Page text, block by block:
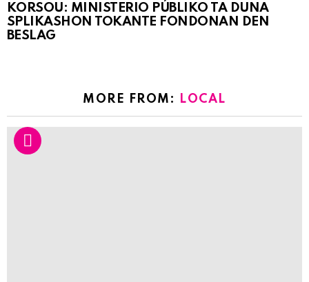
KORSOU: MINISTERIO PÚBLIKO TA DUNA
SPLIKASHON TOKANTE FONDONAN DEN
BESLAG
MORE FROM: LOCAL